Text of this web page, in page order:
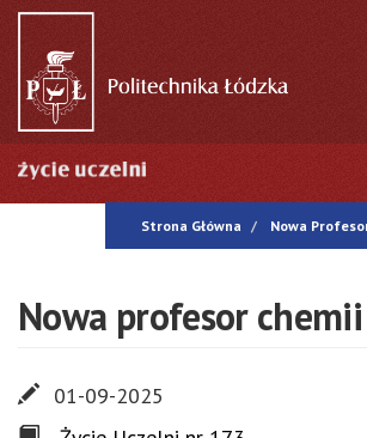
Przejdź
treści
Strona Główna Nowa
Nowa profesor chemii
01-09-2025